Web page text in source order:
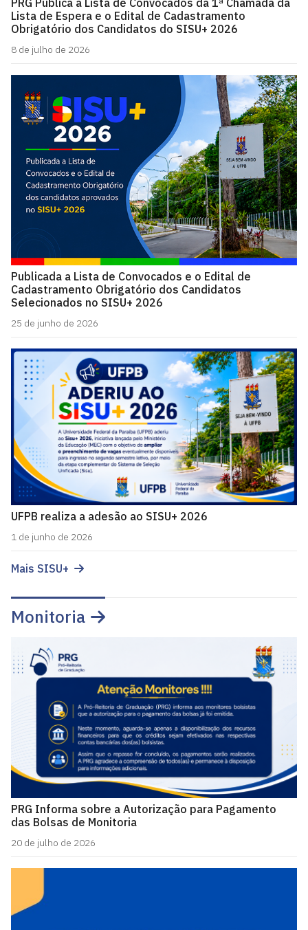
Lista de Espera e o Edital de Cadastramento
Obrigatório dos Candidatos do SISU+ 2026
8 de julho de 2026
Publicada a Lista de Convocados e o Edital de
Cadastramento Obrigatório dos Candidatos
Selecionados no SISU+ 2026
25 de junho de 2026
UFPB realiza a adesão ao SISU+ 2026
1 de junho de 2026
Mais SISU+
Monitoria
PRG Informa sobre a Autorização para Pagamento
das Bolsas de Monitoria
20 de julho de 2026